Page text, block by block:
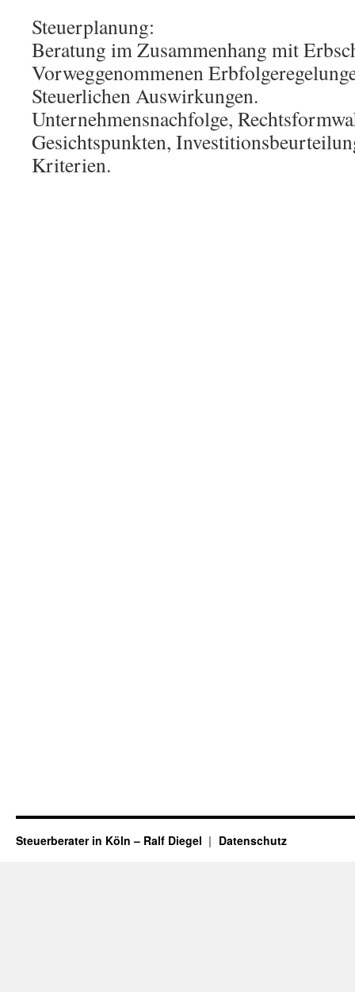
Steuerplanung:
Beratung im Zusammenhang mit
Vorweggenommenen
Steuerlichen Auswirkungen.
Unternehmensnachfolge,
Gesichtspunkten,
Kriterien.
Steuerberater in Köln – Ralf Diegel Datenschutz